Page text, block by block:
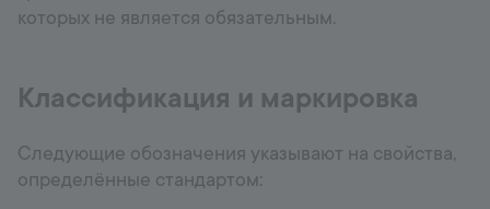
которых не является обязательным.
Классификация и маркировка
Следующие обозначения указывают на свойства,
определённые стандартом: